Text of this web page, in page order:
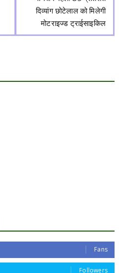
दिव्यांग छोटेलाल को मिलेगी
मोटराइज्ड ट्राईसाइकिल
Fans
Followers